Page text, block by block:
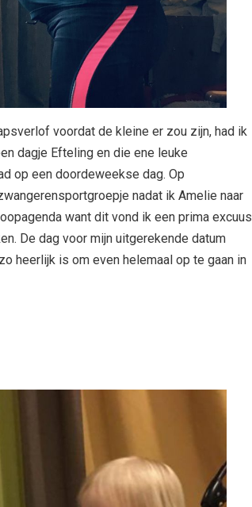
voordat de kleine er zou zijn, had ik
dagje Efteling en die ene leuke
op een doordeweekse dag. Op
nadat ik Amelie naar
want dit vond ik een prima excuus
De dag voor mijn uitgerekende datum
heerlijk is om even helemaal op te gaan in